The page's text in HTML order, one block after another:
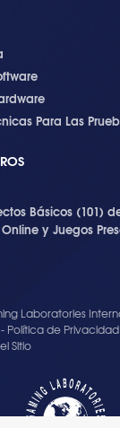
Para Las
Básicos (101)
y Juegos
Laboratories
Política de
Sitio